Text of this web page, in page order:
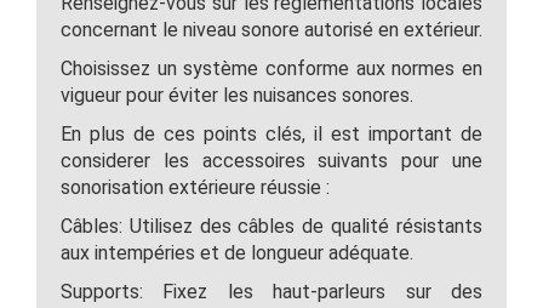
concernant le niveau sonore autorisé en extérieur.
Choisissez un système conforme aux normes en
vigueur pour éviter les nuisances sonores.
En plus de ces points clés, il est important de
considerer les accessoires suivants pour une
sonorisation extérieure réussie :
Câbles: Utilisez des câbles de qualité résistants
aux intempéries et de longueur adéquate.
Supports: Fixez les haut-parleurs sur des